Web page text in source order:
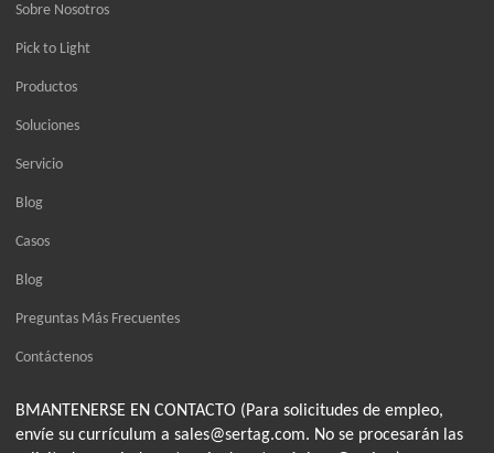
Sobre Nosotros
Pick to Light
Productos
Soluciones
Servicio
Blog
Casos
Blog
Preguntas Más Frecuentes
Contáctenos
BMANTENERSE EN CONTACTO (Para solicitudes de empleo,
envíe su currículum a sales@sertag.com. No se procesarán las